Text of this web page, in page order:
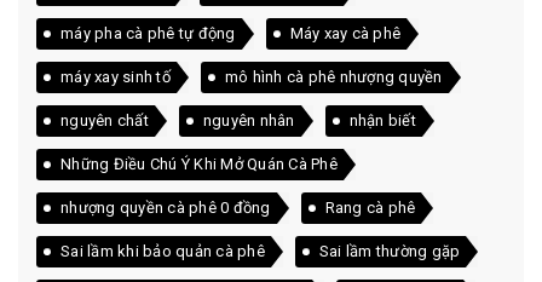
máy pha cà phê tự động Máy xay cà phê
máy xay sinh tố mô hình cà phê nhượng quyền
nguyên chất nguyên nhân nhận biết
Những Điều Chú Ý Khi Mở Quán Cà Phê
nhượng quyền cà phê 0 đồng Rang cà phê
Sai lầm khi bảo quản cà phê Sai lầm thường gặp